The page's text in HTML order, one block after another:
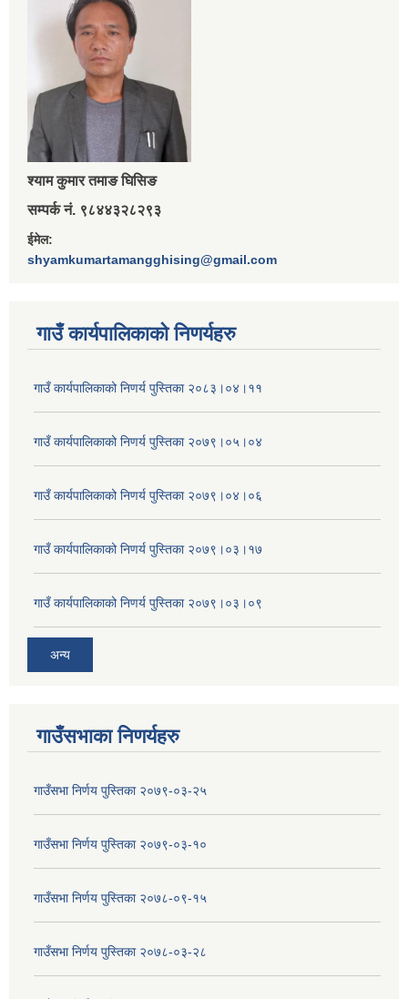
श्‍याम कुमार तमाङ घिसिङ
सम्पर्क नं. ९८४४३२८२९३
ईमेल:
shyamkumartamangghising@gmail.com
गाउँ कार्यपालिकाकाे निणर्यहरु
गाउँ कार्यपालिकाको निणर्य पुस्तिका २०८३।०४।११
गाउँ कार्यपालिकाको निणर्य पुस्तिका २०७९।०५।०४
गाउँ कार्यपालिकाको निणर्य पुस्तिका २०७९।०४।०६
गाउँ कार्यपालिकाको निणर्य पुस्तिका २०७९।०३।१७
गाउँ कार्यपालिकाको निणर्य पुस्तिका २०७९।०३।०९
अन्य
गाउँसभाका निणर्यहरु
गाउँसभा निर्णय पुस्तिका २०७९-०३-२५
गाउँसभा निर्णय पुस्तिका २०७९-०३-१०
गाउँसभा निर्णय पुस्तिका २०७८-०९-१५
गाउँसभा निर्णय पुस्तिका २०७८-०३-२८